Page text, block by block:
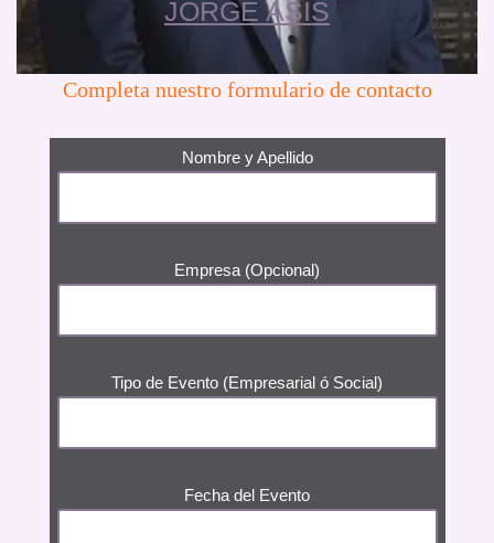
JORGE ASIS
Completa nuestro formulario de contacto
Nombre y Apellido
Empresa (Opcional)
Tipo de Evento (Empresarial ó Social)
Fecha del Evento